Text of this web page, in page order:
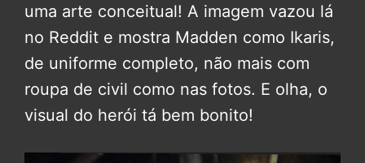
uma arte conceitual! A imagem vazou lá
no Reddit e mostra Madden como Ikaris,
de uniforme completo, não mais com
roupa de civil como nas fotos. E olha, o
visual do herói tá bem bonito!